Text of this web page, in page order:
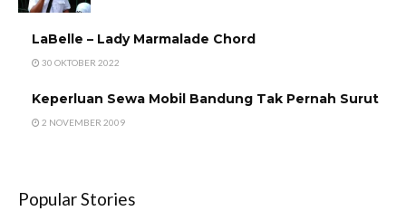
LaBelle – Lady Marmalade Chord
30 OKTOBER 2022
Keperluan Sewa Mobil Bandung Tak Pernah Surut
2 NOVEMBER 2009
Popular Stories